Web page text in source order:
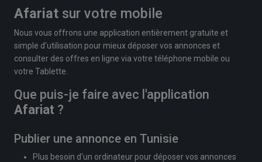
Afariat sur votre mobile
Nous vous offrons une application entièrement gratuite et
simple d'utilisation pour mieux déposer vos annonces et
consulter des offres en ligne via votre téléphone mobile ou
votre Tablette.
Que puis-je faire avec l'application
Afariat ?
Publier une annonce en Tunisie
Plus besoin d'un ordinateur pour déposer vos annonces